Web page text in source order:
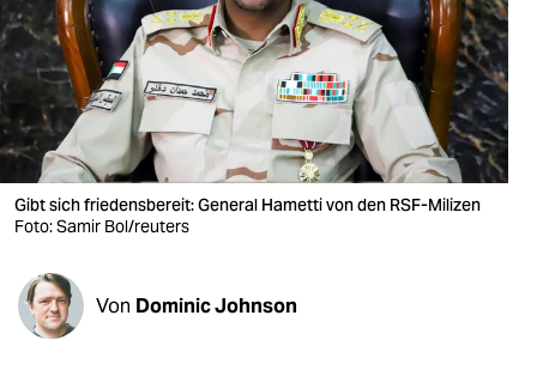
verlag
verlag
veranstaltungen
shop
fragen & hilfe
unterstützen
abo
Gibt sich friedensbereit: General Hametti von den RSF-Milizen
Foto: Samir Bol/reuters
Von Dominic Johnson